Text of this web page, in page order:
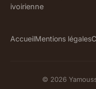
ivoirienne
AccueilMentions légales
© 2026